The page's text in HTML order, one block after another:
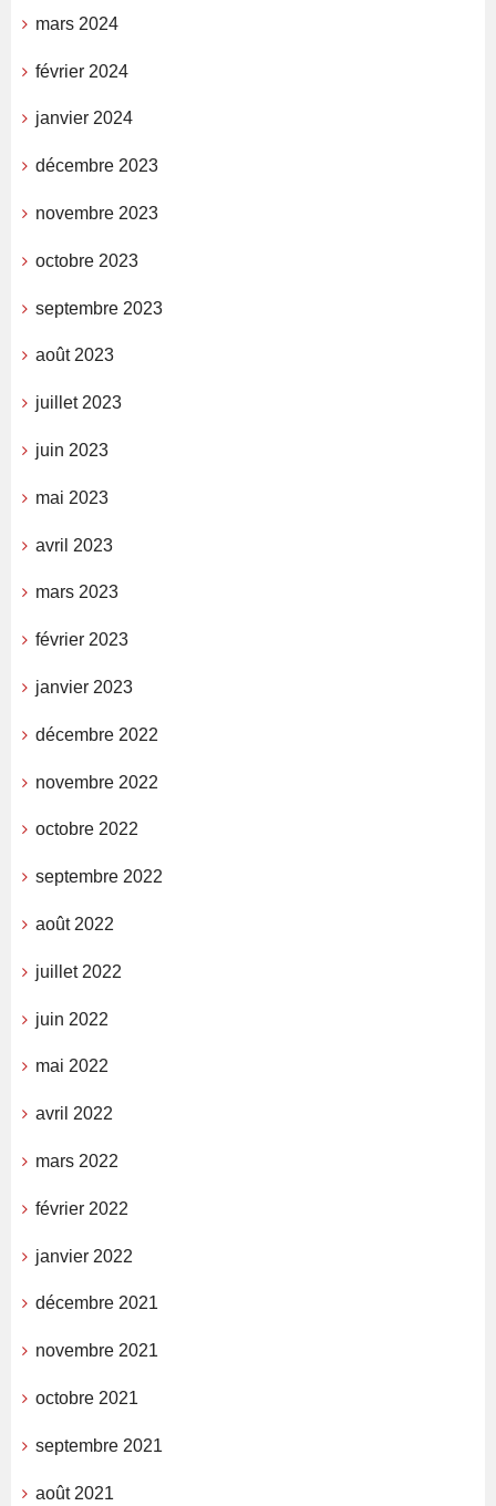
mars 2024
février 2024
janvier 2024
décembre 2023
novembre 2023
octobre 2023
septembre 2023
août 2023
juillet 2023
juin 2023
mai 2023
avril 2023
mars 2023
février 2023
janvier 2023
décembre 2022
novembre 2022
octobre 2022
septembre 2022
août 2022
juillet 2022
juin 2022
mai 2022
avril 2022
mars 2022
février 2022
janvier 2022
décembre 2021
novembre 2021
octobre 2021
septembre 2021
août 2021